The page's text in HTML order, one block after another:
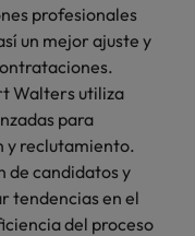
profesionales
un mejor ajuste y
Walters utiliza
para
y reclutamiento.
de candidatos y
tendencias en el
del proceso